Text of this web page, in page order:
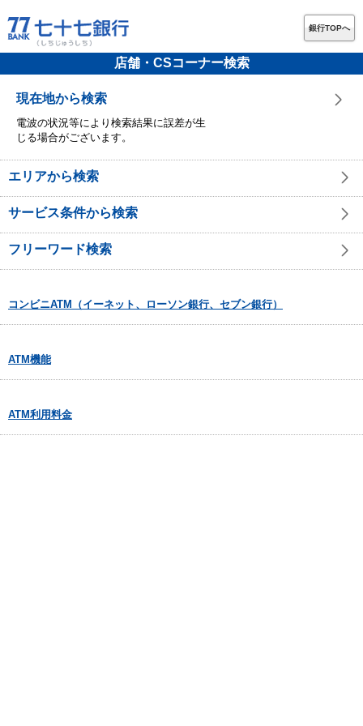
銀行TOPへ
店舗・CSコーナー検索
現在地から検索
電波の状況等により検索結果に誤差が生
じる場合がございます。
エリアから検索
サービス条件から検索
フリーワード検索
コンビニATM（イーネット、ローソン銀行、セブン銀行）
ATM機能
ATM利用料金